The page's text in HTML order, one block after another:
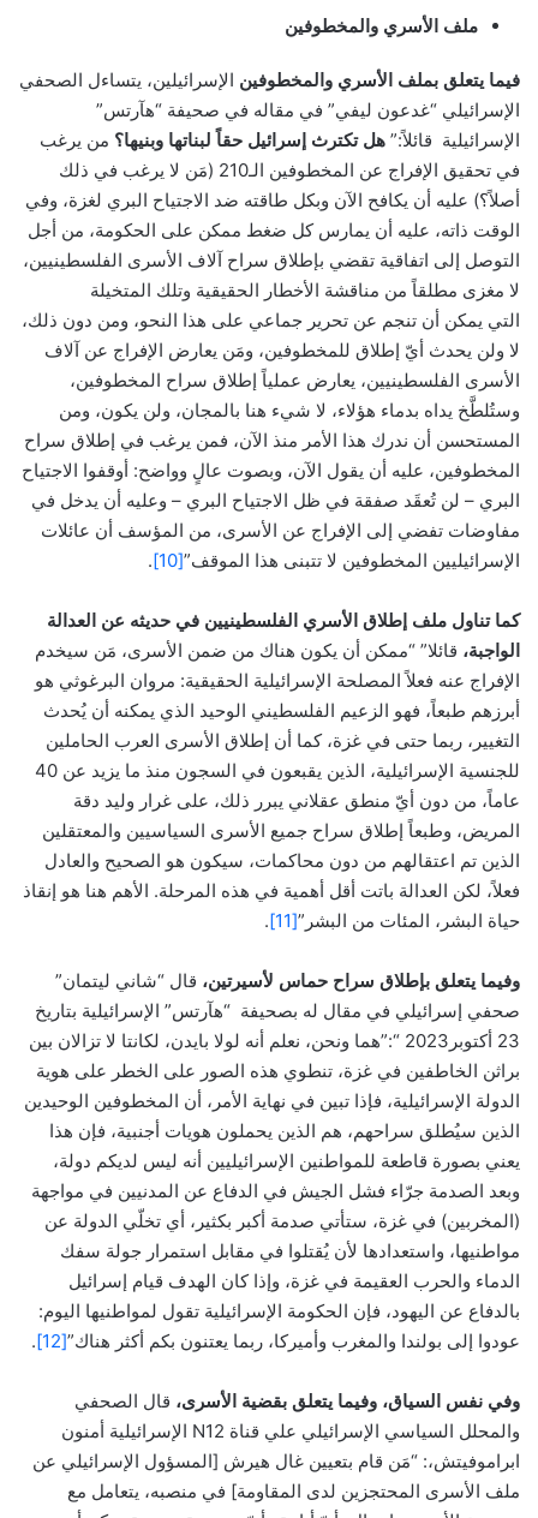
ملف الأسري والمخطوفين
فيما يتعلق بملف الأسري والمخطوفين الإسرائيلين، يتساءل الصحفي
الإسرائيلي “غدعون ليفي” في مقاله في صحيفة “هآرتس”
الإسرائيلية قائلاً:” هل تكترث إسرائيل حقاً لبناتها وبنيها؟ من يرغب
في تحقيق الإفراج عن المخطوفين الـ210 (مَن لا يرغب في ذلك
أصلاً؟) عليه أن يكافح الآن وبكل طاقته ضد الاجتياح البري لغزة، وفي
الوقت ذاته، عليه أن يمارس كل ضغط ممكن على الحكومة، من أجل
التوصل إلى اتفاقية تقضي بإطلاق سراح آلاف الأسرى الفلسطينيين،
لا مغزى مطلقاً من مناقشة الأخطار الحقيقية وتلك المتخيلة
التي يمكن أن تنجم عن تحرير جماعي على هذا النحو، ومن دون ذلك،
لا ولن يحدث أيّ إطلاق للمخطوفين، ومَن يعارض الإفراج عن آلاف
الأسرى الفلسطينيين، يعارض عملياً إطلاق سراح المخطوفين،
وستُلطَّخ يداه بدماء هؤلاء، لا شيء هنا بالمجان، ولن يكون، ومن
المستحسن أن ندرك هذا الأمر منذ الآن، فمن يرغب في إطلاق سراح
المخطوفين، عليه أن يقول الآن، وبصوت عالٍ وواضح: أوقفوا الاجتياح
البري – لن تُعقَد صفقة في ظل الاجتياح البري – وعليه أن يدخل في
مفاوضات تفضي إلى الإفراج عن الأسرى، من المؤسف أن عائلات
الإسرائيليين المخطوفين لا تتبنى هذا الموقف”[10]
.
كما تناول ملف إطلاق الأسري الفلسطينيين في حديثه عن العدالة
الواجبة، قائلا” “ممكن أن يكون هناك من ضمن الأسرى، مَن سيخدم
الإفراج عنه فعلاً المصلحة الإسرائيلية الحقيقية: مروان البرغوثي هو
أبرزهم طبعاً، فهو الزعيم الفلسطيني الوحيد الذي يمكنه أن يُحدث
التغيير، ربما حتى في غزة، كما أن إطلاق الأسرى العرب الحاملين
للجنسية الإسرائيلية، الذين يقبعون في السجون منذ ما يزيد عن 40
عاماً، من دون أيّ منطق عقلاني يبرر ذلك، على غرار وليد دقة
المريض، وطبعاً إطلاق سراح جميع الأسرى السياسيين والمعتقلين
الذين تم اعتقالهم من دون محاكمات، سيكون هو الصحيح والعادل
فعلاً، لكن العدالة باتت أقل أهمية في هذه المرحلة. الأهم هنا هو إنقاذ
حياة البشر، المئات من البشر”[11]
.
وفيما يتعلق بإطلاق سراح حماس لأسيرتين، قال “شاني ليتمان”
صحفي إسرائيلي في مقال له بصحيفة “هآرتس” الإسرائيلية بتاريخ
23 أكتوبر2023 “:”هما ونحن، نعلم أنه لولا بايدن، لكانتا لا تزالان بين
براثن الخاطفين في غزة، تنطوي هذه الصور على الخطر على هوية
الدولة الإسرائيلية، فإذا تبين في نهاية الأمر، أن المخطوفين الوحيدين
الذين سيُطلق سراحهم، هم الذين يحملون هويات أجنبية، فإن هذا
يعني بصورة قاطعة للمواطنين الإسرائيليين أنه ليس لديكم دولة،
وبعد الصدمة جرّاء فشل الجيش في الدفاع عن المدنيين في مواجهة
(المخربين) في غزة، ستأتي صدمة أكبر بكثير، أي تخلّي الدولة عن
مواطنيها، واستعدادها لأن يُقتلوا في مقابل استمرار جولة سفك
الدماء والحرب العقيمة في غزة، وإذا كان الهدف قيام إسرائيل
بالدفاع عن اليهود، فإن الحكومة الإسرائيلية تقول لمواطنيها اليوم:
عودوا إلى بولندا والمغرب وأميركا، ربما يعتنون بكم أكثر هناك”[12]
.
وفي نفس السياق، وفيما يتعلق بقضية الأسرى، قال الصحفي
والمحلل السياسي الإسرائيلي علي قناة N12 الإسرائيلية أمنون
ابراموفيتش،: “مَن قام بتعيين غال هيرش [المسؤول الإسرائيلي عن
ملف الأسرى المحتجزين لدى المقاومة] في منصبه، يتعامل مع